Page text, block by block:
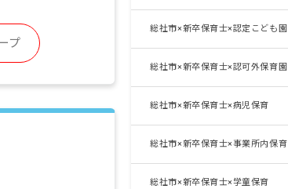
1年
4年
年
プ
総社市×新卒保育士×認定こども園
総社市×新卒保育士×認可外保育園
総社市×新卒保育士×病児保育
総社市×新卒保育士×事業所内保育
総社市×新卒保育士×学童保育